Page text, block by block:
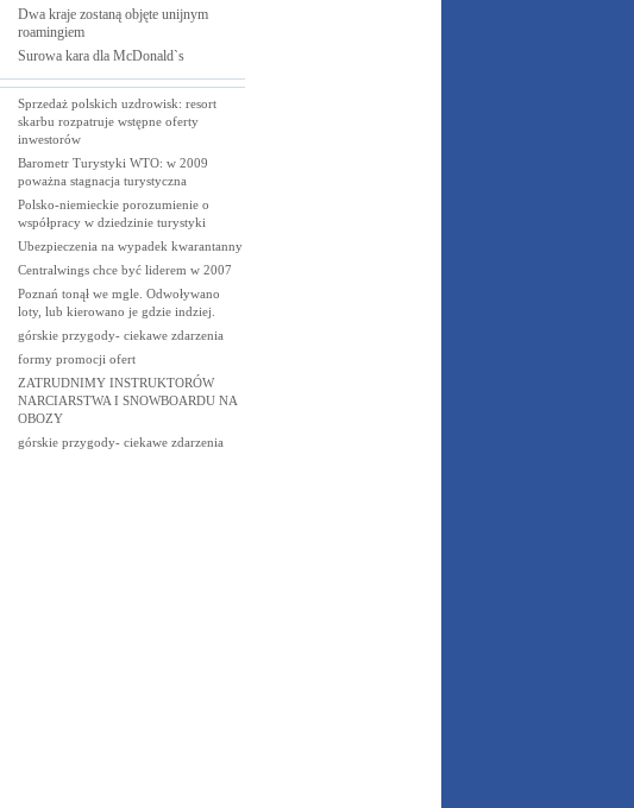
Dwa kraje zostaną objęte unijnym
roamingiem
Surowa kara dla McDonald`s
Sprzedaż polskich uzdrowisk: resort
skarbu rozpatruje wstępne oferty
inwestorów
Barometr Turystyki WTO: w 2009
poważna stagnacja turystyczna
Polsko-niemieckie porozumienie o
współpracy w dziedzinie turystyki
Ubezpieczenia na wypadek kwarantanny
Centralwings chce być liderem w 2007
Poznań tonął we mgle. Odwoływano
loty, lub kierowano je gdzie indziej.
górskie przygody- ciekawe zdarzenia
formy promocji ofert
ZATRUDNIMY INSTRUKTORÓW
NARCIARSTWA I SNOWBOARDU NA
OBOZY
górskie przygody- ciekawe zdarzenia